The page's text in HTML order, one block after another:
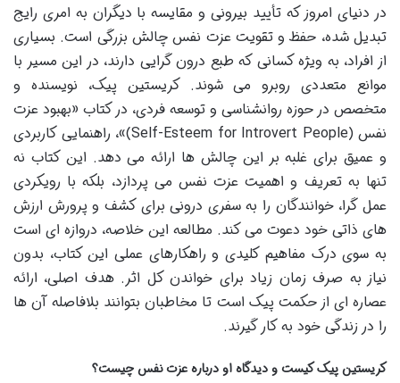
در دنیای امروز که تأیید بیرونی و مقایسه با دیگران به امری رایج
تبدیل شده، حفظ و تقویت عزت نفس چالش بزرگی است. بسیاری
از افراد، به ویژه کسانی که طبع درون گرایی دارند، در این مسیر با
موانع متعددی روبرو می شوند. کریستین پیک، نویسنده و
متخصص در حوزه روانشناسی و توسعه فردی، در کتاب «بهبود عزت
نفس (Self-Esteem for Introvert People)»، راهنمایی کاربردی
و عمیق برای غلبه بر این چالش ها ارائه می دهد. این کتاب نه
تنها به تعریف و اهمیت عزت نفس می پردازد، بلکه با رویکردی
عمل گرا، خوانندگان را به سفری درونی برای کشف و پرورش ارزش
های ذاتی خود دعوت می کند. مطالعه این خلاصه، دروازه ای است
به سوی درک مفاهیم کلیدی و راهکارهای عملی این کتاب، بدون
نیاز به صرف زمان زیاد برای خواندن کل اثر. هدف اصلی، ارائه
عصاره ای از حکمت پیک است تا مخاطبان بتوانند بلافاصله آن ها
را در زندگی خود به کار گیرند.
کریستین پیک کیست و دیدگاه او درباره عزت نفس چیست؟